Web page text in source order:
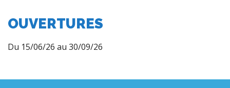
OUVERTURES
Du 15/06/26 au 30/09/26